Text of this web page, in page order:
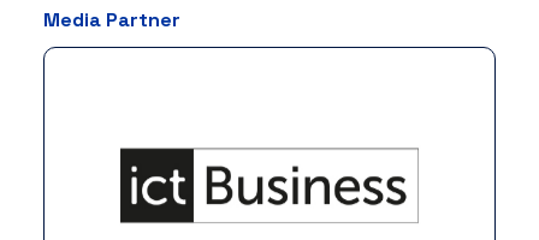
Media Partner